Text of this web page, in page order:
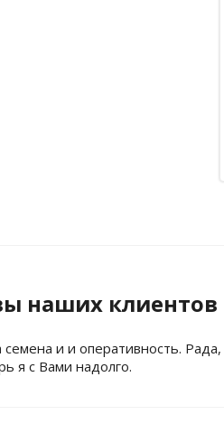
наших клиентов
семена и и оперативность.
я с Вами надолго.